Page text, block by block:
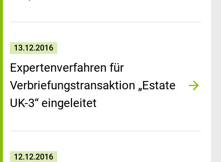
13.12.2016
Expertenverfahren für
Verbriefungstransaktion „Estate
UK-3“ eingeleitet
12.12.2016